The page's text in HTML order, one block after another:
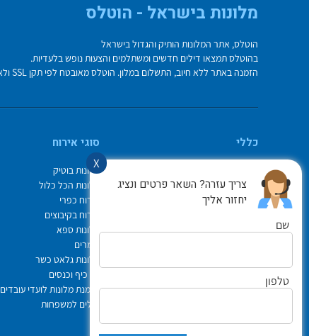
X
צריך עזרה? השאר פרטים ונציג
יחזור אליך
שם
טלפון
מלונות בישראל - הוטלס
הוטלס, אתר המלונות הותיק והגדול בישראל
בהוטלס תמצאו דילים חדשים ומשתלמים והצעות נופש בלעדיות.
הזמנה באתר ללא חיוב, התשלום במלון. הוטלס מאובטח לפי תקן SSL ולא שומר על פרטי כרטיס האשראי בשרת.
כללי
איך משתמשים באתר
צור קשר
Israel Hotels
הצהרת נגישות
סוגי אירוח
מלונות בוטיק
מלונות הכל כלול
אירוח כפרי
אירוח בקיבוצים
מלונות ספא
צימרים
מלונות גלאט כשר
ימי כיף וכנסים
הזמנת מלונות לועדי עובדים
דילים למשפחות